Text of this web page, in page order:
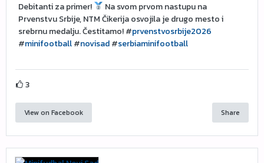
Debitanti za primer!
Na svom prvom nastupu na
Prvenstvu Srbije, NTM Čikerija osvojila je drugo mesto i
srebrnu medalju. Čestitamo! #prvenstvosrbije2026
#minifootball#novisad#serbiaminifootball
3
View on Facebook Share